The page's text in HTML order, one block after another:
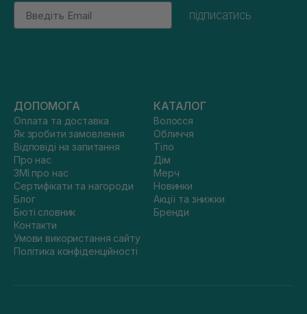
Email
підписатись
ДОПОМОГА
Оплата та доставка
Як зробити замовлення
Відповіді на запитання
Про нас
ЗМІ про нас
Сертифікати та нагороди
Блог
Бюті словник
Контакти
Умови використання сайту
Політика конфіденційності
КАТАЛОГ
Волосся
Обличчя
Тіло
Дім
Мерч
Новинки
Акції та знижки
Бренди